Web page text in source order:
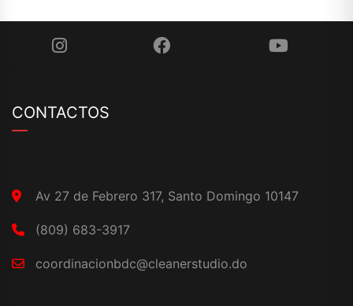
CONTACTOS
Av 27 de Febrero 317, Santo Domingo 10147
(809) 683-3917
coordinacionbdc@cleanerstudio.do